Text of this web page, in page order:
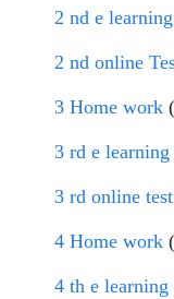
2 nd e learning
2 nd online
3 Home work
3 rd e
3 rd online test
4 Home work
4 th e learning